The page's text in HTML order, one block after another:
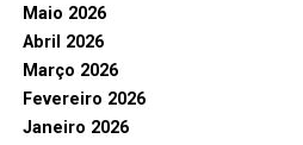
Maio 2026
Abril 2026
Março 2026
Fevereiro 2026
Janeiro 2026